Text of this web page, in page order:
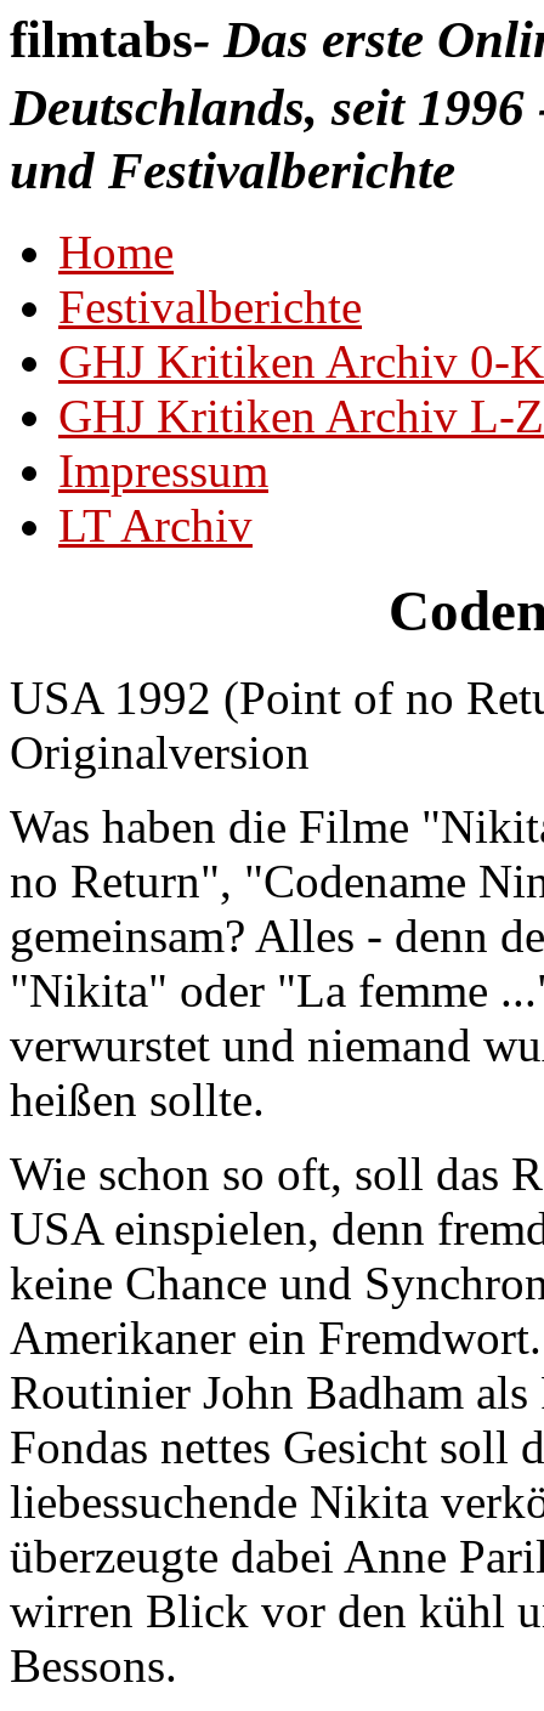
filmtabs- Das erste
Deutschlands, seit
und Festivalberichte
Home
Festivalberichte
GHJ Kritiken Archiv 0-K
GHJ Kritiken Archiv L-Z
Impressum
LT Archiv
USA 1992 (Point of no
Originalversion
Was haben die Filme
no Return", "Codename
gemeinsam? Alles - denn
"Nikita" oder "La femme
verwurstet und niemand
heißen sollte.
Wie schon so oft, soll das
USA einspielen, denn
keine Chance und
Amerikaner ein
Routinier John Badham
Fondas nettes Gesicht soll
liebessuchende Nikita
überzeugte dabei Anne
wirren Blick vor den kühl
Bessons.